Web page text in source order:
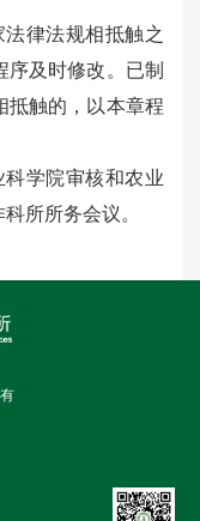
律法规相抵触之
及时修改。已制
抵触的，以本章程
学院审核和农业
所所务会议。